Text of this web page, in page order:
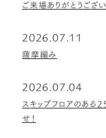
ご来場ありがとうござ
2026.07.11
薩摩編み
2026.07.04
スキップフロアのあ
せ！